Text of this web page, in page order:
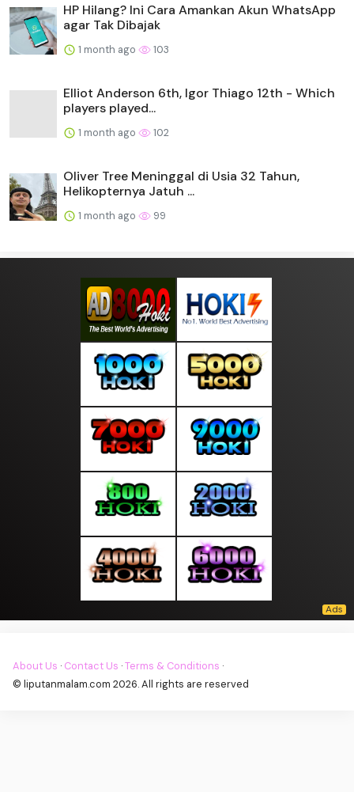
HP Hilang? Ini Cara Amankan Akun WhatsApp
agar Tak Dibajak
1 month ago 103
Elliot Anderson 6th, Igor Thiago 12th - Which
players played...
1 month ago 102
Oliver Tree Meninggal di Usia 32 Tahun,
Helikopternya Jatuh ...
1 month ago 99
About Us · Contact Us ·Terms & Conditions ·
© liputanmalam.com 2026. All rights are reserved